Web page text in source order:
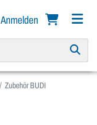
Anmelden
Zubehör BUDI